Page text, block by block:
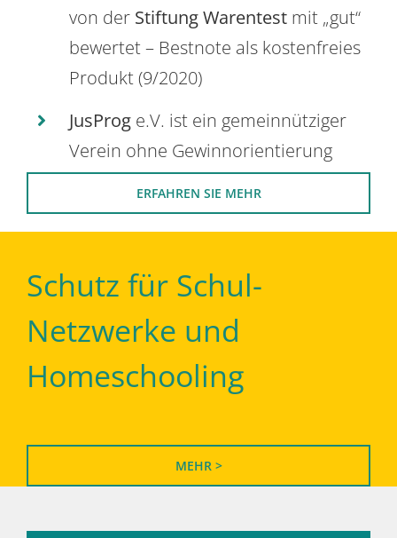
von der Stiftung Warentest mit „gut“
bewertet – Bestnote als kostenfreies
Produkt (9/2020)
JusProg e.V. ist ein gemeinnütziger
Verein ohne Gewinnorientierung
ERFAHREN SIE MEHR
Schutz für Schul-
Netzwerke und
Homeschooling
MEHR >